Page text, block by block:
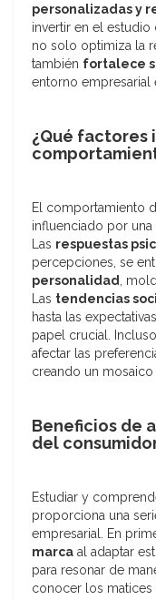
personalizadas y
invertir en el
no solo optimiza la
también fortalece
entorno empresarial
¿Qué factores
El comportamiento
influenciado por
Las respuestas
percepciones, se
personalidad,
Las tendencias
hasta las
papel crucial.
afectar las
creando un
Beneficios de
del
Estudiar y
proporciona una
empresarial. En
marca al adaptar
para resonar de
conocer los